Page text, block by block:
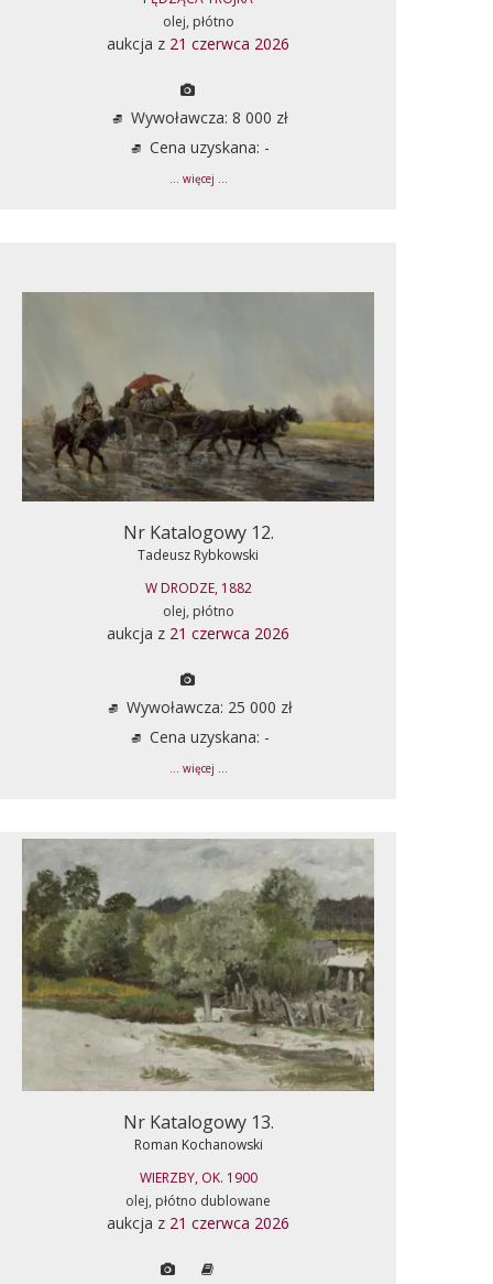
olej, płótno
aukcja z 21 czerwca 2026
Wywoławcza: 8 000 zł
Cena uzyskana: -
... więcej ...
Nr Katalogowy 12.
Tadeusz Rybkowski
W DRODZE, 1882
olej, płótno
aukcja z 21 czerwca 2026
Wywoławcza: 25 000 zł
Cena uzyskana: -
... więcej ...
Nr Katalogowy 13.
Roman Kochanowski
WIERZBY, OK. 1900
olej, płótno dublowane
aukcja z 21 czerwca 2026